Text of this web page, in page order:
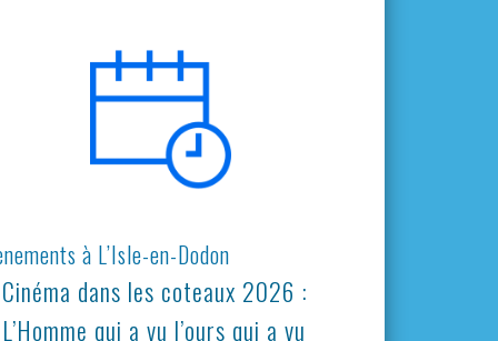
à L’Isle-en-Dodon
Cinéma dans les coteaux 2026 :
L’Homme qui a vu l’ours qui a vu